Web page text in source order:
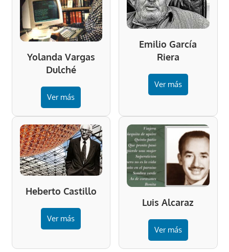
Yolanda Vargas
Dulché
Ver más
Emilio García
Riera
Ver más
Heberto Castillo
Ver más
Luis Alcaraz
Ver más